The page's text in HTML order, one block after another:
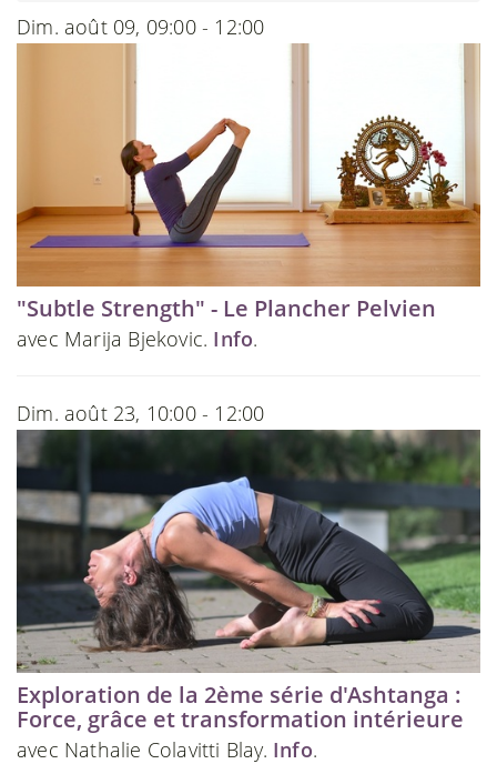
Dim. août 09, 09:00 - 12:00
"Subtle Strength" - Le Plancher Pelvien
avec Marija Bjekovic. Info.
Dim. août 23, 10:00 - 12:00
Exploration de la 2ème série d'Ashtanga :
Force, grâce et transformation intérieure
avec Nathalie Colavitti Blay. Info.